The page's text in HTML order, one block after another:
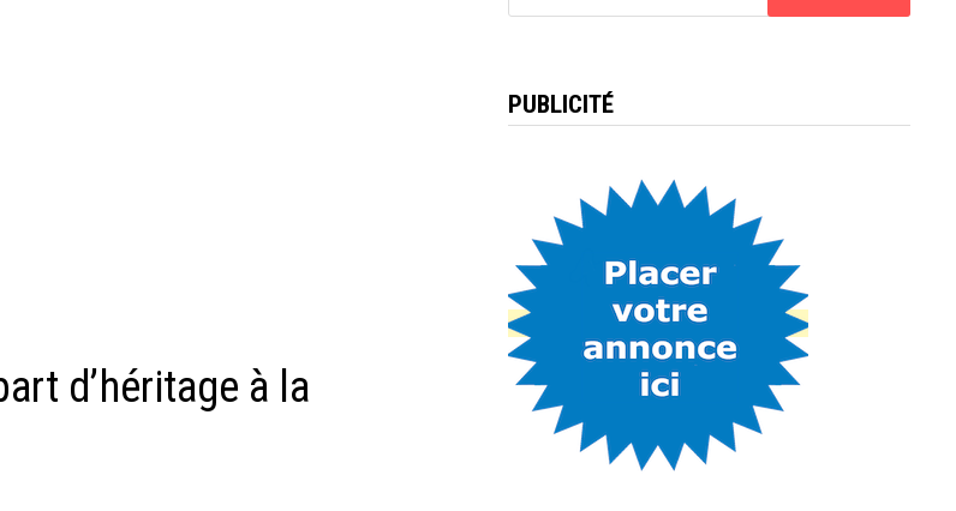
d’héritage à la
PUBLICITÉ